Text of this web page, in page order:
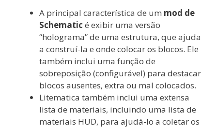
A principal característica de um mod de
Schematic é exibir uma versão
“holograma” de uma estrutura, que ajuda
a construí-la e onde colocar os blocos. Ele
também inclui uma função de
sobreposição (configurável) para destacar
blocos ausentes, extra ou mal colocados.
Litematica também inclui uma extensa
lista de materiais, incluindo uma lista de
materiais HUD, para ajudá-lo a coletar os